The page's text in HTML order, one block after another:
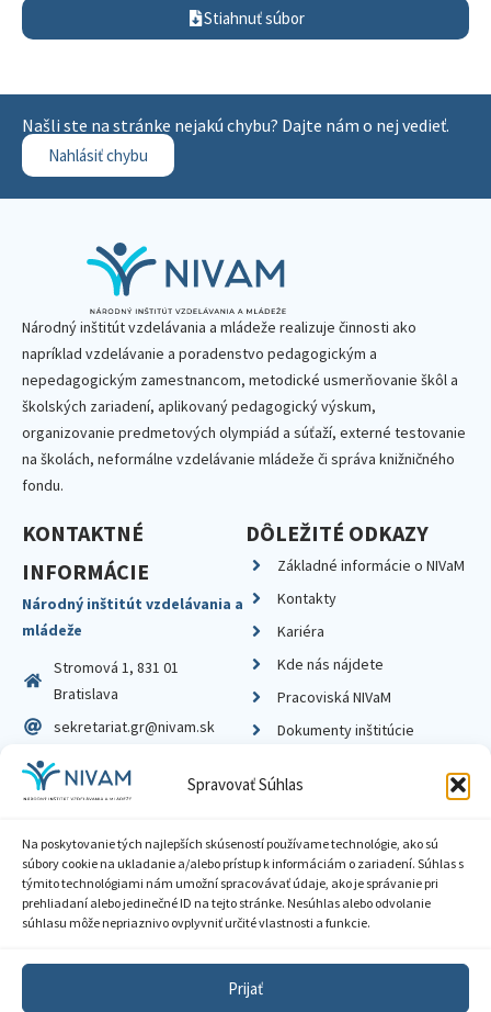
Spravovať Súhlas
Na poskytovanie tých najlepších skúseností používame technológie, ako sú
súbory cookie na ukladanie a/alebo prístup k informáciám o zariadení. Súhlas s
týmito technológiami nám umožní spracovávať údaje, ako je správanie pri
prehliadaní alebo jedinečné ID na tejto stránke. Nesúhlas alebo odvolanie
súhlasu môže nepriaznivo ovplyvniť určité vlastnosti a funkcie.
Prijať
Stiahnuť súbor
Našli ste na stránke nejakú chybu? Dajte nám o nej vedieť.
Nahlásiť chybu
Národný inštitút vzdelávania a mládeže realizuje činnosti ako
napríklad vzdelávanie a poradenstvo pedagogickým a
nepedagogickým zamestnancom, metodické usmerňovanie škôl a
školských zariadení, aplikovaný pedagogický výskum,
organizovanie predmetových olympiád a súťaží, externé testovanie
na školách, neformálne vzdelávanie mládeže či správa knižničného
fondu.
KONTAKTNÉ
INFORMÁCIE
Národný inštitút vzdelávania a
mládeže
Stromová 1, 831 01
Bratislava
sekretariat.gr@nivam.sk
IČO: 00164348
DIČ: 2020798714
DÔLEŽITÉ ODKAZY
Základné informácie o NIVaM
Kontakty
Kariéra
Kde nás nájdete
Pracoviská NIVaM
Dokumenty inštitúcie
Zásady ochrany súkromia
Sprístupnenie informácií